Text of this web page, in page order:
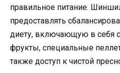
правильное питание.
предоставлять
диету, включающую в себя
фрукты, специальные
также доступ к чистой